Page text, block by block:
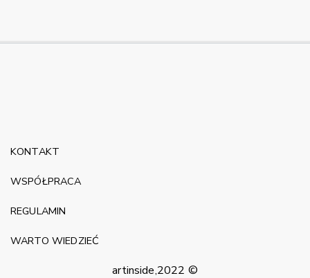
artinside,2022 ©
KONTAKT
WSPÓŁPRACA
REGULAMIN
WARTO WIEDZIEĆ